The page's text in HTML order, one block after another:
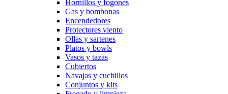
Hornillos y fogones
Gas y bombonas
Encendedores
Protectores viento
Ollas y sartenes
Platos y bowls
Vasos y tazas
Cubiertos
Navajas y cuchillos
Conjuntos y kits